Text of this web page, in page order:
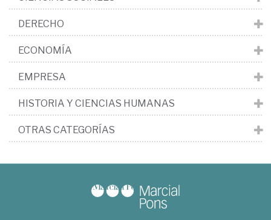
DERECHO
ECONOMÍA
EMPRESA
HISTORIA Y CIENCIAS HUMANAS
OTRAS CATEGORÍAS